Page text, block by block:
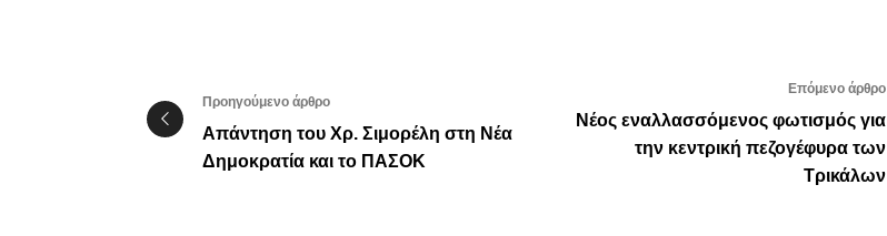
Προηγούμενο άρθρο
Απάντηση του Χρ. Σιμορέλη στη Νέα
Δημοκρατία και το ΠΑΣΟΚ
Επόμενο άρθρο
Νέος εναλλασσόμενος φωτισμός για
την κεντρική πεζογέφυρα των
Τρικάλων